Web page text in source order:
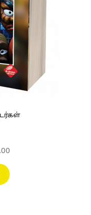
Current
is: